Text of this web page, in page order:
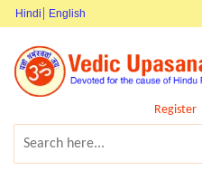
Hindi English
Register